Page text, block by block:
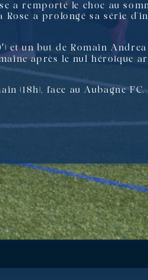
a remporté le choc au
a prolongé sa série
et un but de Romain
après le nul héroïque
(18h), face au Aubagne FC.